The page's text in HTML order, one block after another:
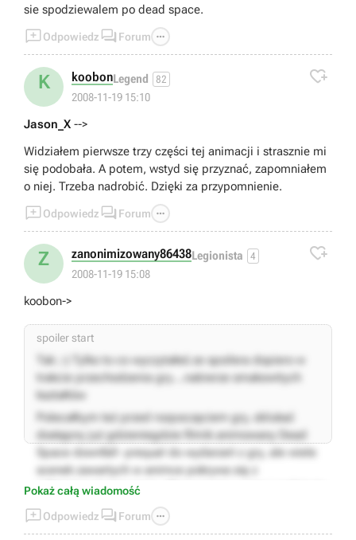
sie spodziewalem po dead space.
Odpowiedz  Forum 
K koobonLegend 82
2008-11-19 15:10

Jason_X -->
Widziałem pierwsze trzy części tej animacji i strasznie mi
się podobała. A potem, wstyd się przyznać, zapomniałem
o niej. Trzeba nadrobić. Dzięki za przypomnienie.
Odpowiedz  Forum 
Z zanonimizowany86438Legionista 4
2008-11-19 15:08

koobon->
spoiler start
Tak ;-) Tylko to co wyczytałeś ze spoilera dopiero w
trakcie przechodzenia gry....nabierze smakowitych
kształtów
Polecałbym też przed rozpoczęciem gry, oblukać
dostępny już gdzieniegdzie filmik animowany Dead
Space downfall- prequel do wydarzeń z gry, ale wiele
scenek zawartych w animce pokrywa się z
późniejszymi rzeczami odkrywanymi w grze i nadaje to
jeszcze większego napięcia i klimatu
spoiler stop
Pokaż całą wiadomość
Odpowiedz  Forum 